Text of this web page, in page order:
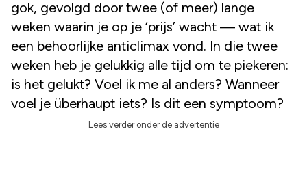
gok, gevolgd door twee (of meer) lange
weken waarin je op je ‘prijs’ wacht — wat ik
een behoorlijke anticlimax vond. In die twee
weken heb je gelukkig alle tijd om te piekeren:
is het gelukt? Voel ik me al anders? Wanneer
voel je überhaupt iets? Is dit een symptoom?
Lees verder onder de advertentie